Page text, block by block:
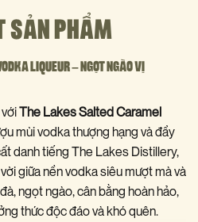
SẢN PHẨM
LIQUEUR – NGỌT NGÀO VỊ
The Lakes Salted Caramel
mùi vodka thượng hạng và đầy
danh tiếng The Lakes Distillery,
giữa nền vodka siêu mượt mà và
ngọt ngào, cân bằng hoàn hảo,
thức độc đáo và khó quên.